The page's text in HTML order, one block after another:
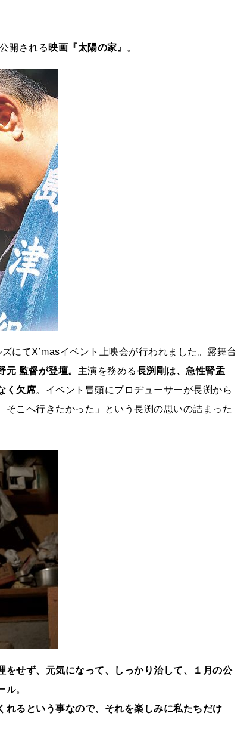
開される 映画『太陽の家』 。
にてX’masイベント上映会が行われました。露舞台
監督が登壇。 主演を務める長渕剛は、急性腎盂
く欠席。イベント冒頭にプロヂューサーが長渕から
こへ行きたかった」という長渕の思いの詰まった
をせず、元気になって、しっかり治して、１月の公
ル。
れるという事なので、それを楽しみに私たちだけ